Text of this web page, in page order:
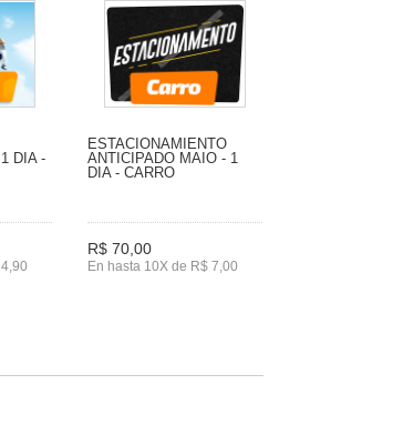
DIA -
ESTACIONAMIENTO
ANTICIPADO MAIO - 1
DIA - CARRO
R$ 70,00
En hasta 10X de R$ 7,00